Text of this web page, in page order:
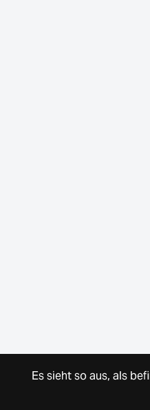
Es sieht so aus, als